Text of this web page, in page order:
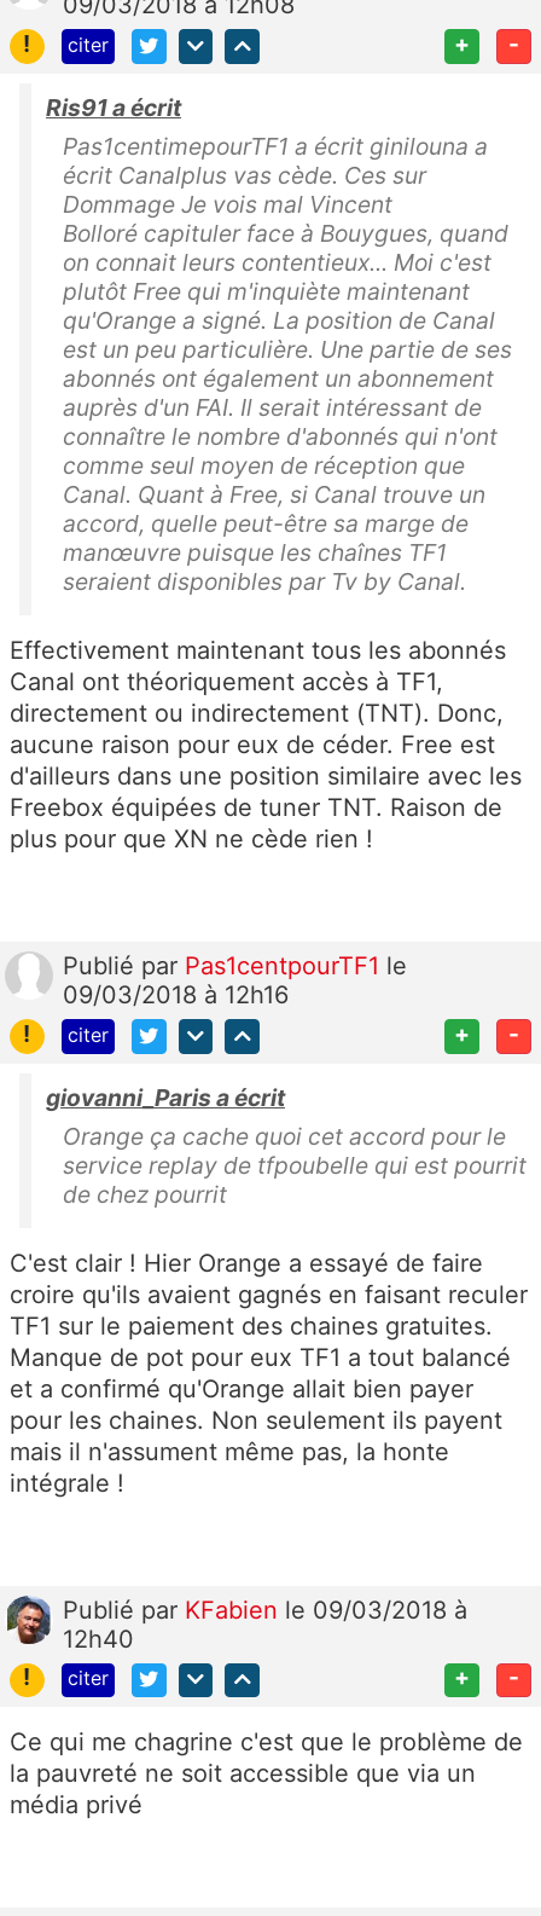
!
citer + -
Ris91 a écrit
Pas1centimepourTF1 a écrit ginilouna a
écrit Canalplus vas cède. Ces sur
Dommage Je vois mal Vincent
Bolloré capituler face à Bouygues, quand
on connait leurs contentieux... Moi c'est
plutôt Free qui m'inquiète maintenant
qu'Orange a signé. La position de Canal
est un peu particulière. Une partie de ses
abonnés ont également un abonnement
auprès d'un FAI. Il serait intéressant de
connaître le nombre d'abonnés qui n'ont
comme seul moyen de réception que
Canal. Quant à Free, si Canal trouve un
accord, quelle peut-être sa marge de
manœuvre puisque les chaînes TF1
seraient disponibles par Tv by Canal.
Effectivement maintenant tous les abonnés
Canal ont théoriquement accès à TF1,
directement ou indirectement (TNT). Donc,
aucune raison pour eux de céder. Free est
d'ailleurs dans une position similaire avec les
Freebox équipées de tuner TNT. Raison de
plus pour que XN ne cède rien !
Publié par Pas1centpourTF1 le
09/03/2018 à 12h16
!
citer + -
giovanni_Paris a écrit
Orange ça cache quoi cet accord pour le
service replay de tfpoubelle qui est pourrit
de chez pourrit
C'est clair ! Hier Orange a essayé de faire
croire qu'ils avaient gagnés en faisant reculer
TF1 sur le paiement des chaines gratuites.
Manque de pot pour eux TF1 a tout balancé
et a confirmé qu'Orange allait bien payer
pour les chaines. Non seulement ils payent
mais il n'assument même pas, la honte
intégrale !
Publié par KFabien le 09/03/2018 à
12h40
!
citer + -
Ce qui me chagrine c'est que le problème de
la pauvreté ne soit accessible que via un
média privé